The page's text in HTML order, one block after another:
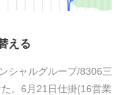
える
シャルグループ/8306三
。6月21日仕掛(16営業